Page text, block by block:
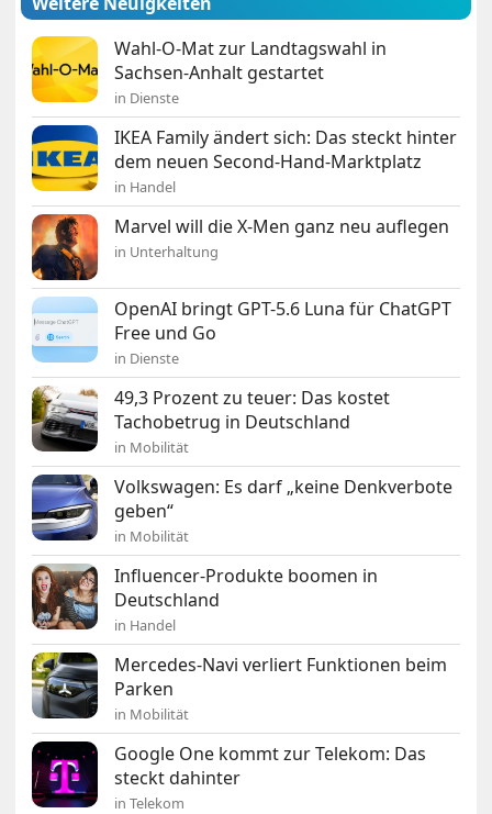
Wahl-O-Mat zur Landtagswahl in
Sachsen-Anhalt gestartet
in Dienste
IKEA Family ändert sich: Das steckt hinter
dem neuen Second-Hand-Marktplatz
in Handel
Marvel will die X-Men ganz neu auflegen
in Unterhaltung
OpenAI bringt GPT-5.6 Luna für ChatGPT
Free und Go
in Dienste
49,3 Prozent zu teuer: Das kostet
Tachobetrug in Deutschland
in Mobilität
Volkswagen: Es darf „keine Denkverbote
geben“
in Mobilität
Influencer-Produkte boomen in
Deutschland
in Handel
Mercedes-Navi verliert Funktionen beim
Parken
in Mobilität
Google One kommt zur Telekom: Das
steckt dahinter
in Telekom